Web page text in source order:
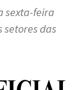
sexta-feira
setores das